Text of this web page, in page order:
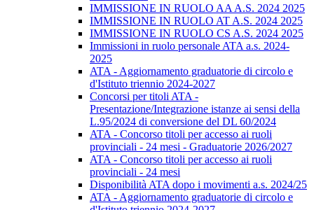
IMMISSIONE IN RUOLO AA A.S. 2024 2025
IMMISSIONE IN RUOLO AT A.S. 2024 2025
IMMISSIONE IN RUOLO CS A.S. 2024 2025
Immissioni in ruolo personale ATA a.s. 2024-
2025
ATA - Aggiornamento graduatorie di circolo e
d'Istituto triennio 2024-2027
Concorsi per titoli ATA -
Presentazione/Integrazione istanze ai sensi della
L.95/2024 di conversione del DL 60/2024
ATA - Concorso titoli per accesso ai ruoli
provinciali - 24 mesi - Graduatorie 2026/2027
ATA - Concorso titoli per accesso ai ruoli
provinciali - 24 mesi
Disponibilità ATA dopo i movimenti a.s. 2024/25
ATA - Aggiornamento graduatorie di circolo e